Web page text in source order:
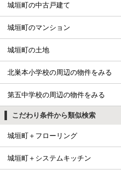
城垣町の中古戸建て
城垣町のマンション
城垣町の土地
北巣本小学校の周辺の物件をみる
第五中学校の周辺の物件をみる
こだわり条件から類似検索
城垣町＋フローリング
城垣町＋システムキッチン